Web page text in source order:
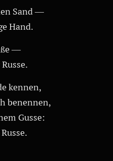
Sand —
Hand.
—
kennen,
benennen,
Gusse: